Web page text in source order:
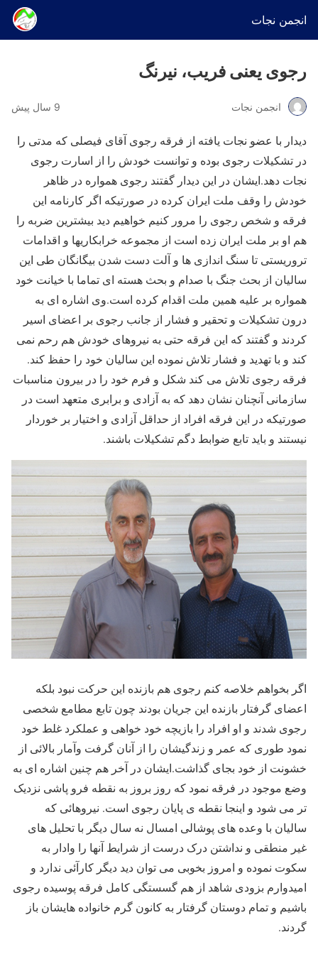
انجمن نجات
رجوی یعنی فریب، نیرنگ
انجمن نجات 9 سال پیش
دیدار با عضو نجات یافته از فرقه رجوی آقای فیصلی که مدتی را
در تشکیلات رجوی بوده و توانست خودش را از اسارت رجوی
نجات دهد.ایشان در این دیدار گفتند رجوی همواره در ظاهر
خودش را وقف ملت ایران کرده در صورتیکه اگر کارنامه این
فرقه و شخص رجوی را مرور کنیم خواهیم دید بیشترین ضربه را
هم او بر ملت ایران زده است از مجموعه خرابکاریها و اقدامات
تروریستی تا سنگ اندازی ها و آلت دست شدن بیگانگان طی این
سالیان از بحث جنگ با صدام و بحث هسته ای تماما با خیانت خود
همواره بر علیه همین ملت اقدام کرده است.وی اشاره ای به
درون تشکیلات و تحقیر و فشار از جانب رجوی بر اعضای اسیر
کردند و گفتند که این فرقه حتی به نیروهای خودش هم رحم نمی
کند و با تهدید و فشار تلاش نموده این سالیان خود را حفظ کند.
فرقه رجوی تلاش می کند شکل و فرم خود را در بیرون مناسبات
سازمانی آنچنان نشان دهد که به آزادی و برابری متعهد است در
صورتیکه در این فرقه افراد از حداقل آزادی و اختیار بر خوردار
نیستند و باید تابع ضوابط دگم تشکیلات باشند.
اگر بخواهم خلاصه کنم رجوی هم بازنده این حرکت نبود بلکه
اعضای گرفتار بازنده این جریان بودند چون تابع مطامع شخصی
رجوی شدند و او افراد را بازیچه خود خواهی و عملکرد غلط خود
نمود طوری که عمر و زندگیشان را از آنان گرفت وآمار بالائی از
خشونت از خود بجای گذاشت.ایشان در آخر هم چنین اشاره ای به
وضع موجود در فرقه نمود که روز بروز به نقطه فرو پاشی نزدیک
تر می شود و اینجا نقطه ی پایان رجوی است. نیروهائی که
سالیان با وعده های پوشالی امسال نه سال دیگر با تحلیل های
غیر منطقی و نداشتن درک درست از شرایط آنها را وادار به
سکوت نموده و امروز بخوبی می توان دید دیگر کارآئی ندارد و
امیدوارم بزودی شاهد از هم گسستگی کامل فرقه پوسیده رجوی
باشیم و تمام دوستان گرفتار به کانون گرم خانواده هایشان باز
گردند.